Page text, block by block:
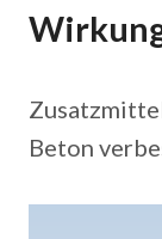
Beton